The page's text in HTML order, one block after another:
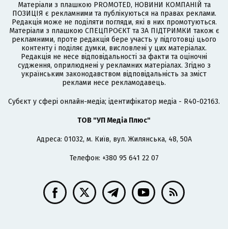
Матеріали з плашкою PROMOTED, НОВИНИ КОМПАНІЙ та
ПОЗИЦІЯ є рекламними та публікуються на правах реклами.
Редакція може не поділяти погляди, які в них промотуються.
Матеріали з плашкою СПЕЦПРОЄКТ та ЗА ПІДТРИМКИ також є
рекламними, проте редакція бере участь у підготовці цього
контенту і поділяє думки, висловлені у цих матеріалах.
Редакція не несе відповідальності за факти та оціночні
судження, оприлюднені у рекламних матеріалах. Згідно з
українським законодавством відповідальність за зміст
реклами несе рекламодавець.
Cубєкт у сфері онлайн-медіа; ідентифікатор медіа - R40-02163.
ТОВ "УП Медіа Плюс"
Адреса: 01032, м. Київ, вул. Жилянська, 48, 50А
Телефон: +380 95 641 22 07